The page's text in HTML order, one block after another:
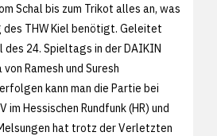
Schal bis zum Trikot alles an, was
THW Kiel benötigt. Geleitet
24. Spieltags in der DAIKIN
Ramesh und Suresh
kann man die Partie bei
im Hessischen Rundfunk (HR) und
hat trotz der Verletzten